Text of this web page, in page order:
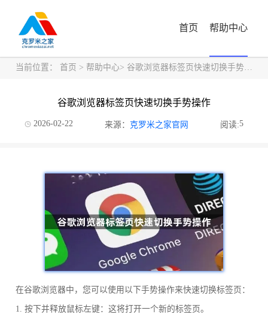
首页 帮助中心
当前位置： 首页 > 帮助中心> 谷歌浏览器标签页快速切换手势操作
谷歌浏览器标签页快速切换手势操作
2026-02-22 来源： 克罗米之家官网 阅读:5
在谷歌浏览器中，您可以使用以下手势操作来快速切换标签页：
1. 按下并释放鼠标左键：这将打开一个新的标签页。